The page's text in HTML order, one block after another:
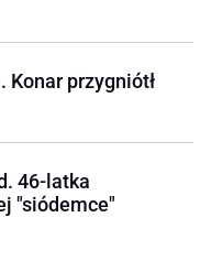
Konar przygniótł
46-latka
"siódemce"